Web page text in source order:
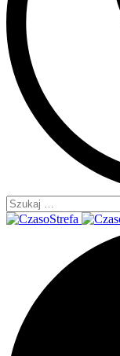
Szukaj: